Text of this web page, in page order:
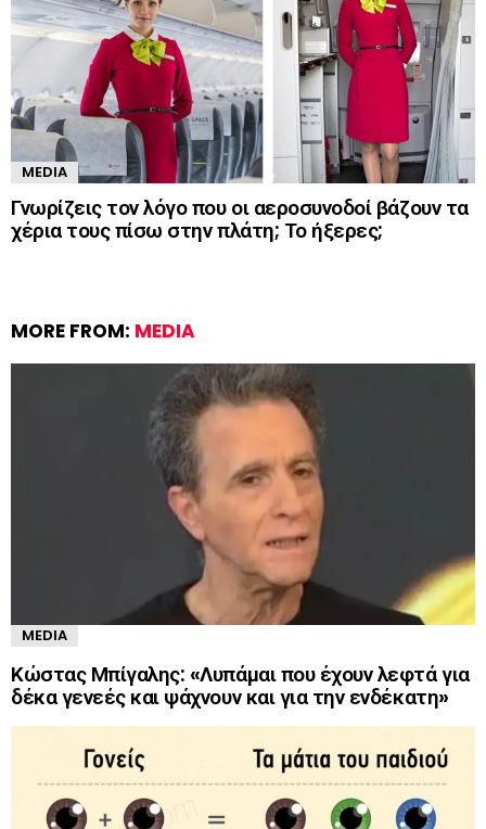
MEDIA
Γνωρίζεις τον λόγο που οι αεροσυνοδοί βάζουν τα
χέρια τους πίσω στην πλάτη; Το ήξερες;
MORE FROM: MEDIA
MEDIA
Κώστας Μπίγαλης: «Λυπάμαι που έχουν λεφτά για
δέκα γενεές και ψάχνουν και για την ενδέκατη»